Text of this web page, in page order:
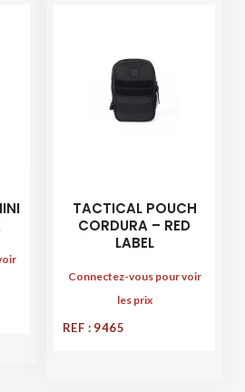
TACTICAL POUCH
CORDURA – RED
LABEL
Connectez-vous pour voir
les prix
REF : 9465